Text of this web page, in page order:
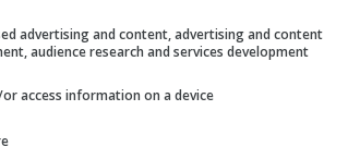
Κυδωνίας κ.κ.
μέρα το αγκαλιάσατε και
advertising and content, advertising and content
audience research and services development
access information on a device